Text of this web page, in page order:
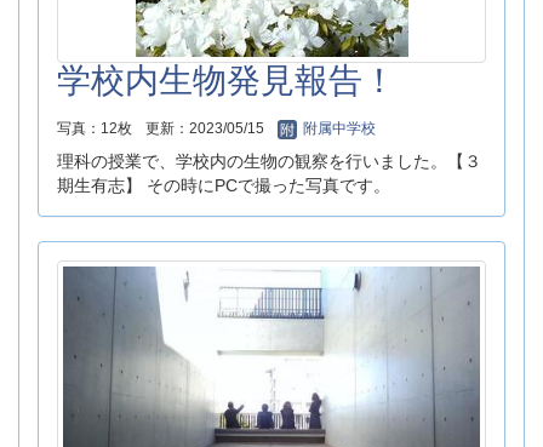
学校内生物発見報告！
写真：12枚 更新：2023/05/15 附属中学校
理科の授業で、学校内の生物の観察を行いました。【３
期生有志】 その時にPCで撮った写真です。